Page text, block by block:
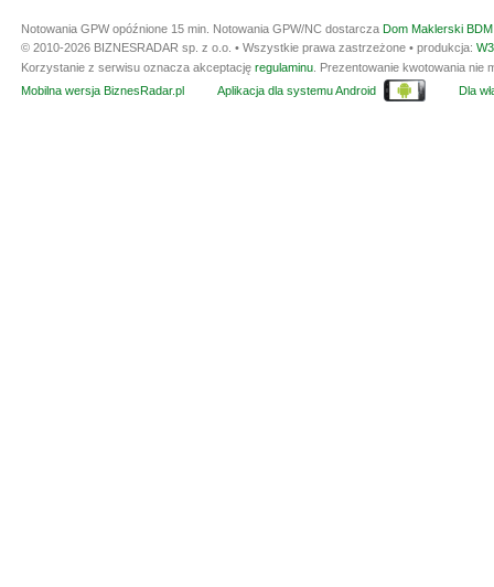
Notowania GPW opóźnione 15 min. Notowania GPW/NC dostarcza Dom Maklerski
© 2010-2026 BIZNESRADAR sp. z o.o. • Wszystkie prawa zastrzeżone • produkcja:
Korzystanie z serwisu oznacza akceptację regulaminu . Prezentowanie kwotowania
Mobilna wersja BiznesRadar.pl
Aplikacja dla systemu Android Dla